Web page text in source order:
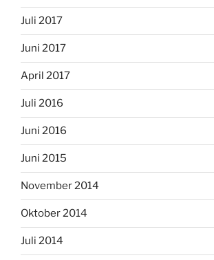
Juli 2017
Juni 2017
April 2017
Juli 2016
Juni 2016
Juni 2015
November 2014
Oktober 2014
Juli 2014